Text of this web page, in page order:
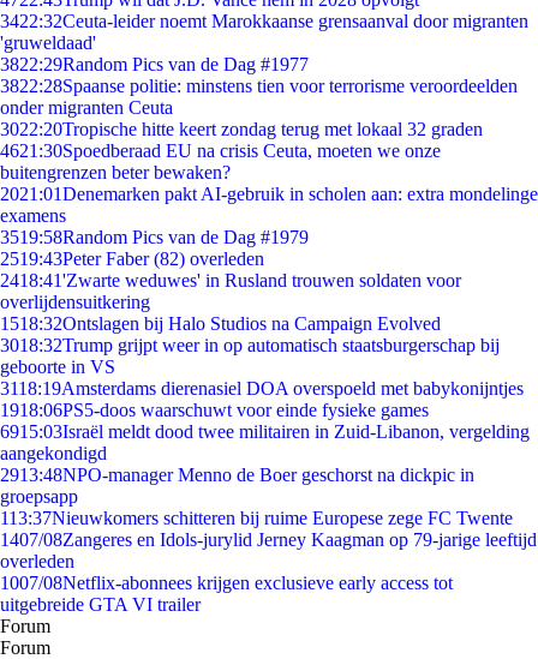
3422:32Ceuta-leider noemt Marokkaanse grensaanval door migranten
'gruweldaad'
3822:29Random Pics van de Dag #1977
3822:28Spaanse politie: minstens tien voor terrorisme veroordeelden
onder migranten Ceuta
3022:20Tropische hitte keert zondag terug met lokaal 32 graden
4621:30Spoedberaad EU na crisis Ceuta, moeten we onze
buitengrenzen beter bewaken?
2021:01Denemarken pakt AI-gebruik in scholen aan: extra mondelinge
examens
3519:58Random Pics van de Dag #1979
2519:43Peter Faber (82) overleden
2418:41'Zwarte weduwes' in Rusland trouwen soldaten voor
overlijdensuitkering
1518:32Ontslagen bij Halo Studios na Campaign Evolved
3018:32Trump grijpt weer in op automatisch staatsburgerschap bij
geboorte in VS
3118:19Amsterdams dierenasiel DOA overspoeld met babykonijntjes
1918:06PS5-doos waarschuwt voor einde fysieke games
6915:03Israël meldt dood twee militairen in Zuid-Libanon, vergelding
aangekondigd
2913:48NPO-manager Menno de Boer geschorst na dickpic in
groepsapp
113:37Nieuwkomers schitteren bij ruime Europese zege FC Twente
1407/08Zangeres en Idols-jurylid Jerney Kaagman op 79-jarige leeftijd
overleden
1007/08Netflix-abonnees krijgen exclusieve early access tot
uitgebreide GTA VI trailer
Forum
Forum